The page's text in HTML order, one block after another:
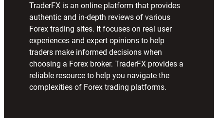
TraderFX is an online platform that provides
authentic and in-depth reviews of various
Forex trading sites. It focuses on real user
experiences and expert opinions to help
traders make informed decisions when
choosing a Forex broker. TraderFX provides a
reliable resource to help you navigate the
complexities of Forex trading platforms.